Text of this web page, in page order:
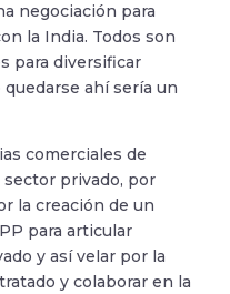
negociación para
la India. Todos son
para diversificar
ahí sería un
comerciales de
privado, por
la creación de un
para articular
y así velar por la
y colaborar en la